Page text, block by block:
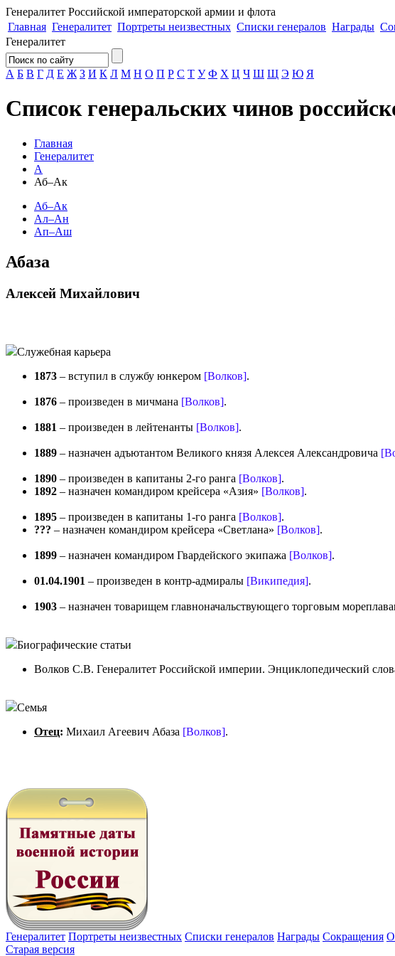
Генералитет Российской императорской армии и флота
Главная Генералитет Портреты неизвестных Списки генералов Награды
Генералитет
А Б В Г Д Е Ж З И К Л М Н О П Р С Т У Ф Х Ц Ч Ш Щ Э Ю Я
Список генеральских чинов
Главная
Генералитет
А
Аб–Ак
Аб–Ак
Ал–Ан
Ап–Аш
Абаза
Алексей Михайлович
Служебная карьера
1873 – вступил в службу юнкером [Волков].
1876 – произведен в мичмана [Волков].
1881 – произведен в лейтенанты [Волков].
1889 – назначен адъютантом Великого князя Алексея Александровича
1890 – произведен в капитаны 2-го ранга [Волков].
1892 – назначен командиром крейсера «Азия» [Волков].
1895 – произведен в капитаны 1-го ранга [Волков].
??? – назначен командиром крейсера «Светлана» [Волков].
1899 – назначен командиром Гвардейского экипажа [Волков].
01.04.1901 – произведен в контр-адмиралы [Википедия].
1903 – назначен товарищем главноначальствующего торговым
Биографические статьи
Волков С.В. Генералитет Российской империи. Энциклопедический
Семья
Отец: Михаил Агеевич Абаза [Волков].
Генералитет Портреты неизвестных Списки генералов Награды Сокращения
Старая версия